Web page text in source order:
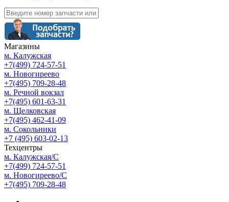
Магазины
м. Калужская
+7(499) 724-57-51
м. Новогиреево
+7(495) 709-28-48
м. Речной вокзал
+7(495) 601-63-31
м. Щелковская
+7(495) 462-41-09
м. Сокольники
+7 (495) 603-02-13
Техцентры
м. Калужская/С
+7(499) 724-57-51
м. Новогиреево/С
+7(495) 709-28-48